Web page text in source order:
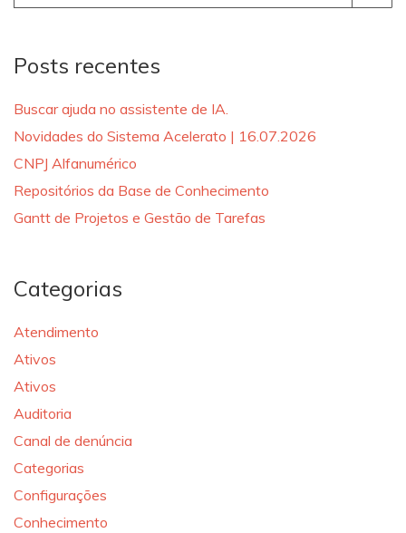
for:
Posts recentes
Buscar ajuda no assistente de IA.
Novidades do Sistema Acelerato | 16.07.2026
CNPJ Alfanumérico
Repositórios da Base de Conhecimento
Gantt de Projetos e Gestão de Tarefas
Categorias
Atendimento
Ativos
Ativos
Auditoria
Canal de denúncia
Categorias
Configurações
Conhecimento